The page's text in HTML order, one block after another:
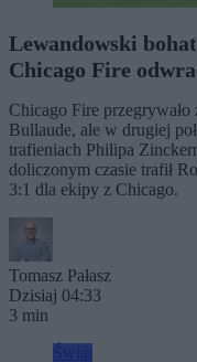
Lewandowski
Chicago Fire
Chicago Fire
Bullaude, ale w drugiej
trafieniach Philipa
doliczonym czasie trafił
3:1 dla ekipy z Chicago.
Tomasz Pałasz
Dzisiaj 04:33
3 min